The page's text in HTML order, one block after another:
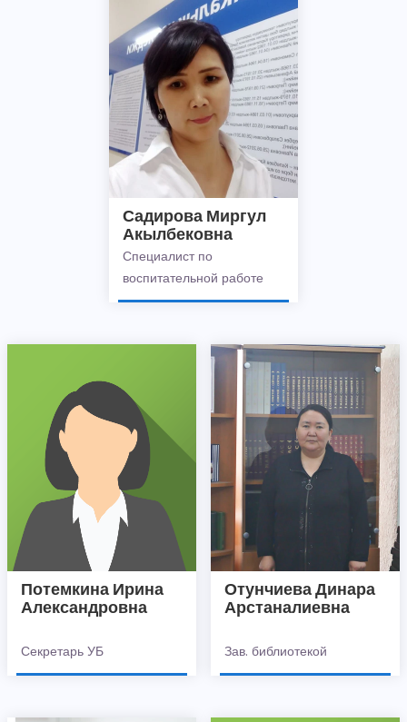
Садирова Миргул
Акылбековна
Специалист по
воспитательной работе
Потемкина Ирина
Александровна
Секретарь УБ
Отунчиева Динара
Арстаналиевна
Зав. библиотекой